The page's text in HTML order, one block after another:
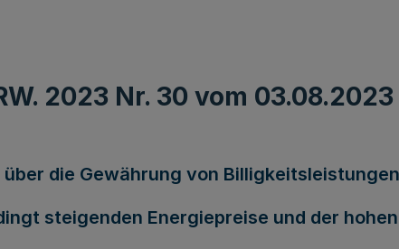
2023 Nr. 30 vom 03.08.2023
über die Gewährung von
steigenden Energiepreise und der